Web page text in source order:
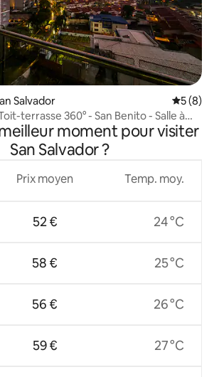
Salvador
5 (8)
terrasse 360° - San Benito - Salle à
sport
moment pour visiter
San Salvador ?
Prix moyen
52 €
58 €
56 €
59 €
Temp. moy.
24 °C
25 °C
26 °C
27 °C